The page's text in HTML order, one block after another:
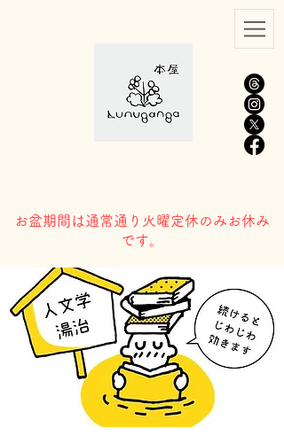
​お盆期間は通常通り火曜定休のみお休み
です。